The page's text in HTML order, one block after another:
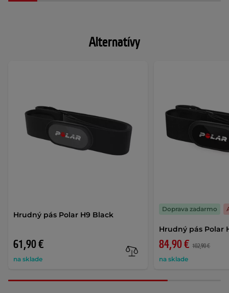
Alternatívy
Hrudný pás Polar H9 Black
61,90 €
na sklade
Hrudný pás Polar
84,90 € 102,90 €
na sklade
Doprava zadarmo